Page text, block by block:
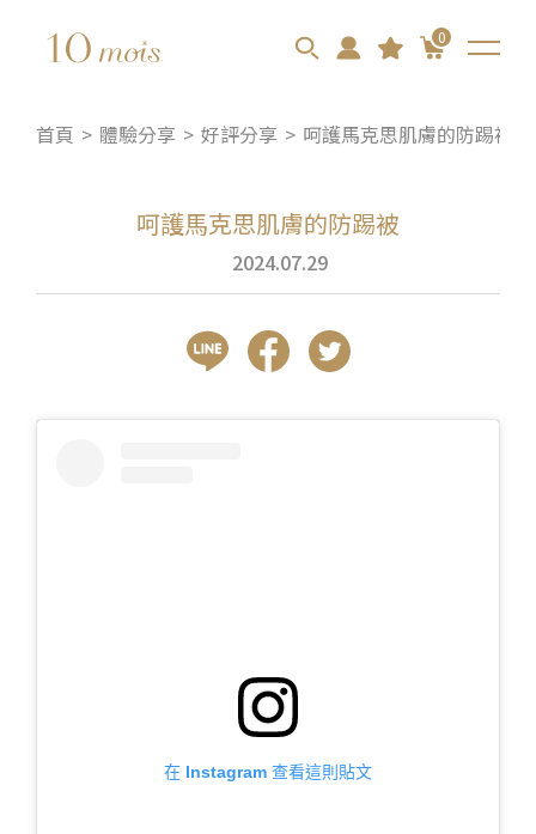
0
首頁 體驗分享 好評分享 呵護馬克思肌膚的防踢被
呵護馬克思肌膚的防踢被
2024.07.29
在 Instagram 查看這則貼文